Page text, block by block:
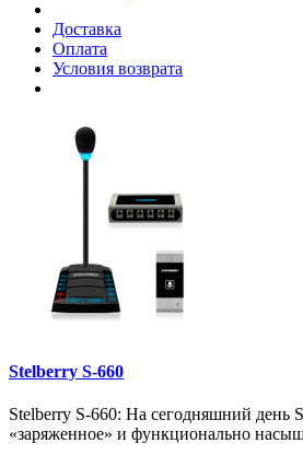
Доставка
Оплата
Условия возврата
Stelberry S-660
Stelberry S-660: На сегодняшний день
«заряженное» и функционально